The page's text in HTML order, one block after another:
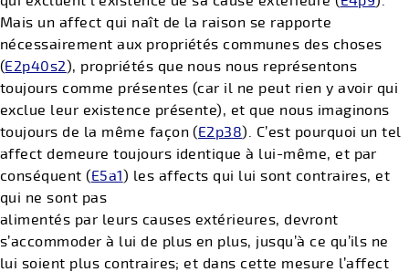
Mais un affect qui naît de la raison se rapporte
nécessairement aux propriétés communes des choses
(E2p40s2 ), propriétés que nous nous représentons
toujours comme présentes (car il ne peut rien y avoir qui
exclue leur existence présente), et que nous imaginons
toujours de la même façon (E2p38). C’est pourquoi un tel
affect demeure toujours identique à lui-même, et par
conséquent (E5a1 ) les affects qui lui sont contraires, et
qui ne sont pas
alimentés par leurs causes extérieures, devront
s’accommoder à lui de plus en plus, jusqu’à ce qu’ils ne
lui soient plus contraires; et dans cette mesure l’affect